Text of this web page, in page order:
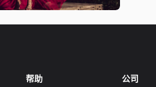
帮助 公司